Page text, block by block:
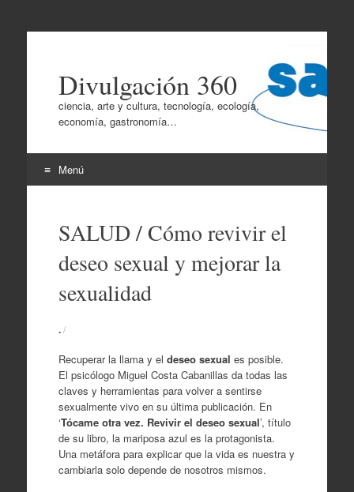
Divulgación 360
ciencia, arte y cultura, tecnología, ecología,
economía, gastronomía…
Menú
contenidoSALUD / Cómo revivir el
deseo sexual y mejorar la
sexualidad
./
Recuperar la llama y el deseo sexual es posible.
El psicólogo Miguel Costa Cabanillas da todas las
claves y herramientas para volver a sentirse
sexualmente vivo en su última publicación. En
‘Tócame otra vez. Revivir el deseo sexual’, título
de su libro, la mariposa azul es la protagonista.
Una metáfora para explicar que la vida es nuestra y
cambiarla solo depende de nosotros mismos.